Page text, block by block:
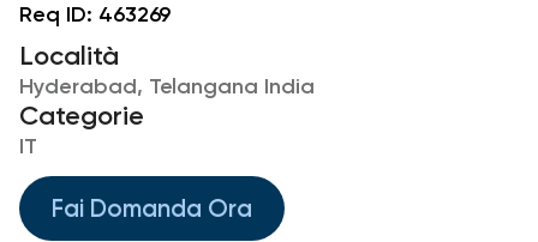
Req ID: 463269
Località
Hyderabad, Telangana India
Categorie
IT
Fai Domanda Ora